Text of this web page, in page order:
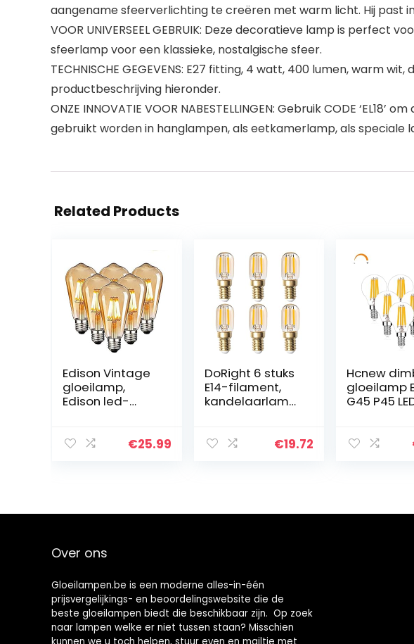
aangename sfeerverlichting te creëren met warm licht. Hij past
VOOR UNIVERSEEL GEBRUIK: Deze decoratieve lamp is
sfeerlamp voor een klassieke, nostalgische sfeer.
TECHNISCHE GEGEVENS: E27 fitting, 4 watt, 400 lumen, warm
productbeschrijving hieronder.
ONZE INNOVATIE VOOR NABESTELLINGEN: Gebruik CODE
gebruikt worden in hanglampen, als eetkamerlamp, als
Related Products
Edison Vintage
gloeilamp,
Edison led-
gloeilamp,
€25.99
DoRight 6 stuks
E14-filament,
kandelaarlamp
dimbaar,
€19.72
Hcnew
gloeilamp
G45 P45
lumen,
Over ons
Gloeilampen.be is een moderne alles-in-één
prijsvergelijkings- en beoordelingswebsite die de
beste gloeilampen biedt die beschikbaar zijn. Op zoek
naar lampen welke er niet tussen staan? Misschien